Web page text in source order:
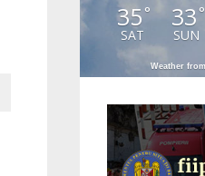
35 °
SAT
33 °
SUN
Weather